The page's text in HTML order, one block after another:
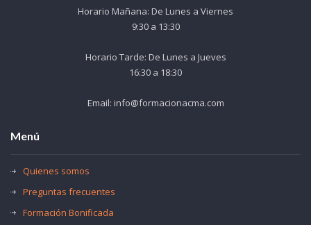
Horario Mañana: De Lunes a Viernes
9:30 a 13:30
Horario Tarde: De Lunes a Jueves
16:30 a 18:30
Email: info@formacionacma.com
Menú
Quienes somos
Preguntas frecuentes
Formación Bonificada